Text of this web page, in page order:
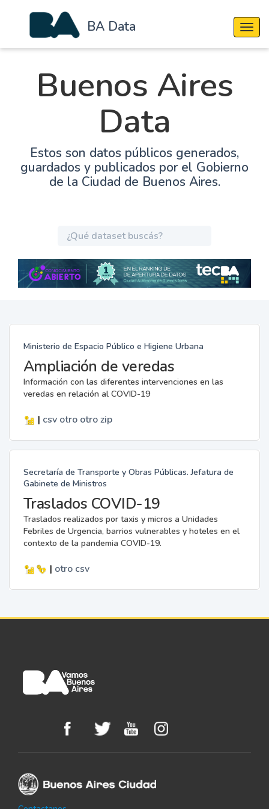
BA Data
Buenos Aires
Data
Estos son datos públicos generados,
guardados y publicados por el Gobierno
de la Ciudad de Buenos Aires.
Ministerio de Espacio Público e Higiene Urbana
Ampliación de veredas
Información con las diferentes intervenciones en las
veredas en relación al COVID-19
| csv otro otro zip
Secretaría de Transporte y Obras Públicas. Jefatura de
Gabinete de Ministros
Traslados COVID-19
Traslados realizados por taxis y micros a Unidades
Febriles de Urgencia, barrios vulnerables y hoteles en el
contexto de la pandemia COVID-19.
| otro csv